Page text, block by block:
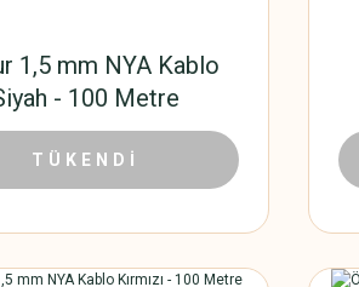
1,5 mm NYA Kablo
- 100 Metre
TL 1.108,80 TL
TÜKENDİ